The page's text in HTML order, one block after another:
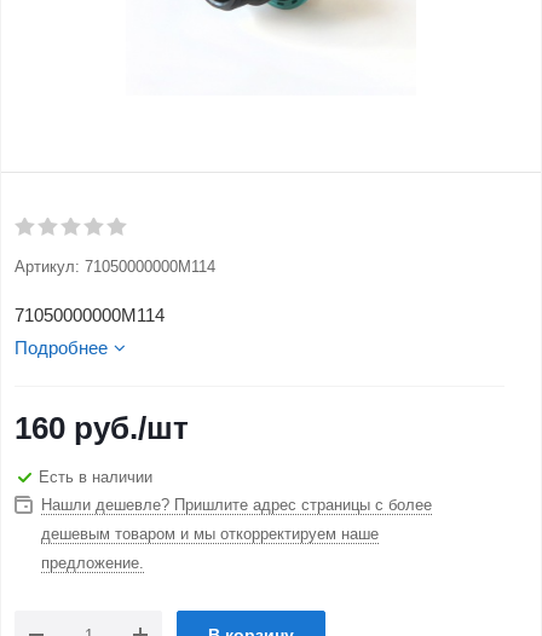
Артикул: 71050000000M114
71050000000M114
Подробнее
160 руб./шт
Есть в наличии
Нашли дешевле? Пришлите адрес страницы с более
дешевым товаром и мы откорректируем наше
предложение.